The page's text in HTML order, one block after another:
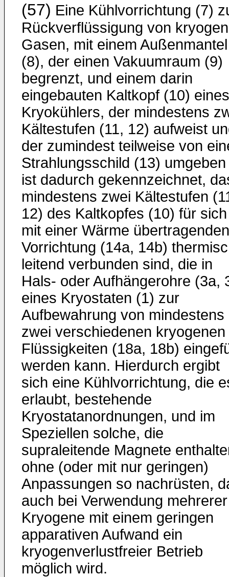
(57) Eine Kühlvorrichtung (7)
Rückverflüssigung von
Gasen, mit einem Außenmantel
(8), der einen Vakuumraum (9)
begrenzt, und einem darin
eingebauten Kaltkopf (10) eines
Kryokühlers, der mindestens
Kältestufen (11, 12) aufweist
der zumindest teilweise von
Strahlungsschild (13)
ist dadurch gekennzeichnet,
mindestens zwei Kältestufen
12) des Kaltkopfes (10) für sich
mit einer Wärme übertragenden
Vorrichtung (14a, 14b)
leitend verbunden sind, die in
Hals- oder Aufhängerohre (3a,
eines Kryostaten (1) zur
Aufbewahrung von mindestens
zwei verschiedenen kryogenen
Flüssigkeiten (18a, 18b)
werden kann. Hierdurch ergibt
sich eine Kühlvorrichtung, die
erlaubt, bestehende
Kryostatanordnungen, und im
Speziellen solche, die
supraleitende Magnete
ohne (oder mit nur geringen)
Anpassungen so nachrüsten,
auch bei Verwendung mehrerer
Kryogene mit einem geringen
apparativen Aufwand ein
kryogenverlustfreier Betrieb
möglich wird.